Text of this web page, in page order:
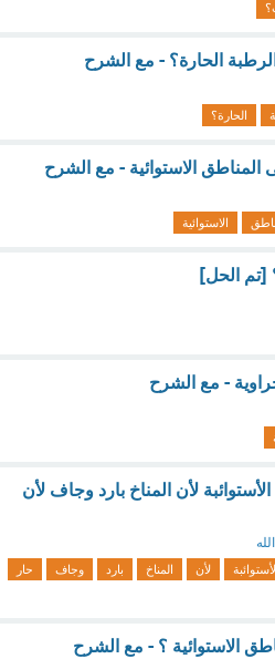
الرطبة الحارة؟ - مع الشرح
الحارة؟
المناطق الاستوائية - مع الشرح
الاستوائية
[تم الحل]
- مع الشرح
لأن المناخ بارد وجاف لأن
لأن المناخ بارد وجاف
حار
الاستوائية ؟ - مع الشرح